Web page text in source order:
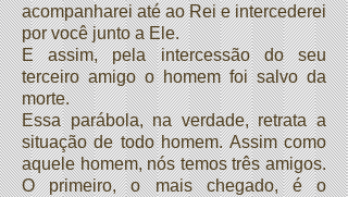
acompanharei até ao Rei e intercederei
por você junto a Ele.
E assim, pela intercessão do seu
terceiro amigo o homem foi salvo da
morte.
Essa parábola, na verdade, retrata a
situação de todo homem. Assim como
aquele homem, nós temos três amigos.
O primeiro, o mais chegado, é o